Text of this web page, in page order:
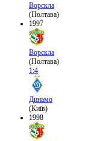
Ворскла
(Полтава)
1997
Ворскла
(Полтава)
1:4
Динамо
(Київ)
1998